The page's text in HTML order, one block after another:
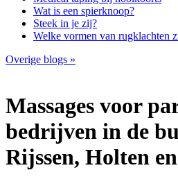
Wat is een spierknoop?
Steek in je zij?
Welke vormen van rugklachten
Overige blogs »
Massages voor
bedrijven in de
Rijssen, Holten